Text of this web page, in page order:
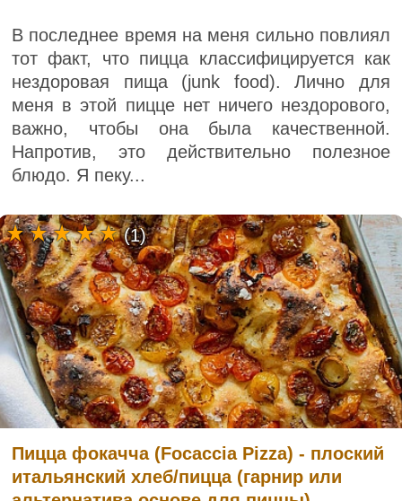
В последнее время на меня сильно повлиял
тот факт, что пицца классифицируется как
нездоровая пища (junk food). Лично для
меня в этой пицце нет ничего нездорового,
важно, чтобы она была качественной.
Напротив, это действительно полезное
блюдо. Я пеку...
Пицца фокачча (Focaccia Pizza) - плоский
итальянский хлеб/пицца (гарнир или
(1)